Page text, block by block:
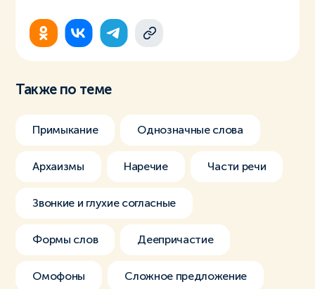
Также по теме
Примыкание Однозначные слова
Архаизмы Наречие Части речи
Звонкие и глухие согласные
Формы слов Деепричастие
Омофоны Сложное предложение